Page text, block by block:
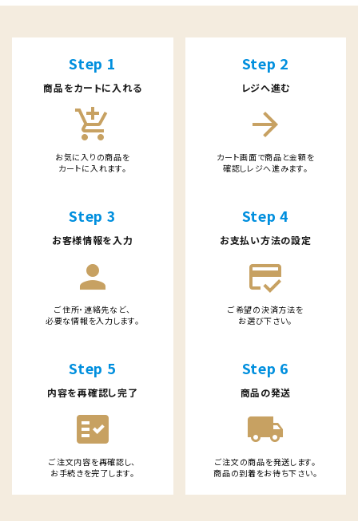
キーワード
カテゴリー
Step 1
商品をカートに入れる
add_shopping_cart
お気に入りの商品を
カートに入れます。
Step 2
レジへ進む
arrow_forward
カート画面で商品と金額を
確認しレジへ進みます。
Step 3
お客様情報を入力
person
ご住所・連絡先など、
必要な情報を入力します。
Step 4
お支払い方法の設定
credit_score
ご希望の決済方法を
お選び下さい。
Step 5
内容を再確認し完了
fact_check
ご注文内容を再確認し、
お手続きを完了します。
Step 6
商品の発送
local_shipping
ご注文の商品を発送します。
商品の到着をお待ち下さい。